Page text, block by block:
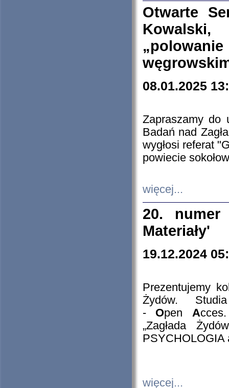
Otwarte
08.01.2025
Zapraszamy do
Badań nad
wygłosi referat
powiecie
więcej...
20. numer
Materiały'
19.12.2024
Prezentujemy
Żydów.
- Open A
„Zagłada
PSYCHOLOGIA
więcej...